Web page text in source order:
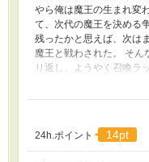
やら俺は魔王の生まれ変
て、次代の魔王を決める
残ったかと思えば、次は
魔王と戦わされた。 そん
り返し、ようやく召喚ラ
界で出会った俺の妻を自
残念ながら、仮初の平穏
と、今度はクラスまとめ
もはや何度目だよって言
くれだってさ。 加えて俺
24h.ポイント 14pt